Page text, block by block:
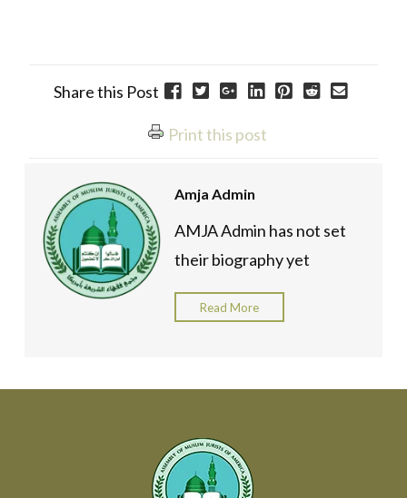
Share this Post
Print this post
Amja Admin
AMJA Admin has not set
their biography yet
Read More